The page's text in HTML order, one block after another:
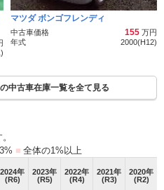
マツダ ボンゴフレンディ
中古車価格 155 万円
年式
2000(H12)
中古車在庫一覧を全て見る
■ 全体の1%以上
2024年
(R6)
2023年
(R5)
2022年
(R4)
2021年
(R3)
2020年
(R2)